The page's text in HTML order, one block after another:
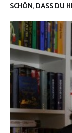
SCHÖN, DASS DU